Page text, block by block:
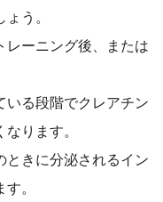
う。
レーニング後、または
いる段階でクレアチン
ります。
ときに分泌されるイン
。